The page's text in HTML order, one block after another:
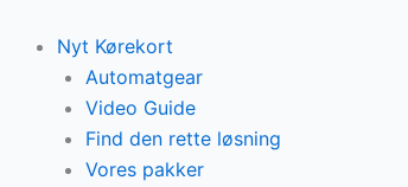
content
Nyt Kørekort
Automatgear
Video Guide
Find den rette løsning
Vores pakker